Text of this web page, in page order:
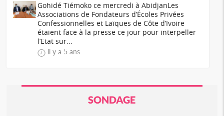
Gohidé Tiémoko ce mercredi à AbidjanLes
Associations de Fondateurs d’Écoles Privées
Confessionnelles et Laïques de Côte d’Ivoire
étaient face à la presse ce jour pour interpeller
l’Etat sur...
il y a 5 ans
SONDAGE